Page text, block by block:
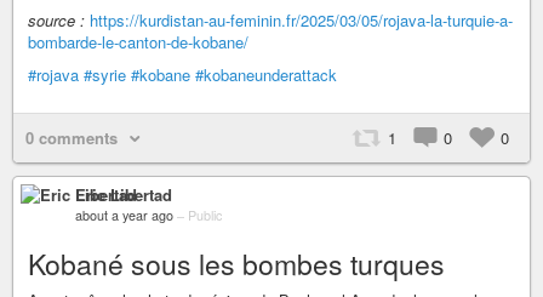
source : https://kurdistan-au-feminin.fr/2025/03/05/rojava-la-turquie-a-
bombarde-le-canton-de-kobane/
#rojava #syrie #kobane #kobaneunderattack
0 comments 1 0 0
Eric Libertad
about a year ago – Public
Kobané sous les bombes turques